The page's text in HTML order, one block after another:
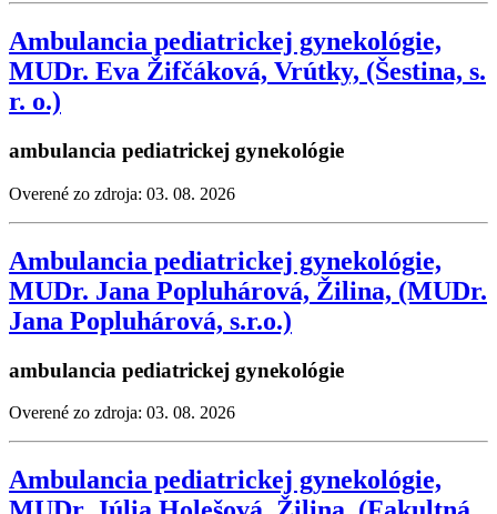
Ambulancia pediatrickej gynekológie,
MUDr. Eva Žifčáková, Vrútky, (Šestina, s.
r. o.)
ambulancia pediatrickej gynekológie
Overené zo zdroja: 03. 08. 2026
Ambulancia pediatrickej gynekológie,
MUDr. Jana Popluhárová, Žilina, (MUDr.
Jana Popluhárová, s.r.o.)
ambulancia pediatrickej gynekológie
Overené zo zdroja: 03. 08. 2026
Ambulancia pediatrickej gynekológie,